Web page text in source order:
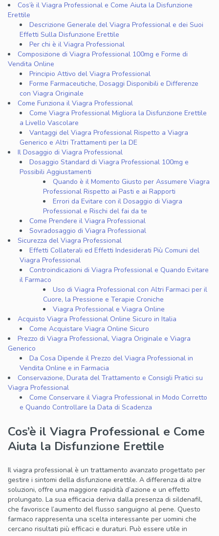
Cos’è il Viagra Professional e Come Aiuta la Disfunzione
Erettile
Descrizione Generale del Viagra Professional e dei Suoi
Effetti Sulla Disfunzione Erettile
Per chi è il Viagra Professional
Composizione di Viagra Professional 100mg e Forme di
Vendita Online
Principio Attivo del Viagra Professional
Forme Farmaceutiche, Dosaggi Disponibili e Differenze
con Viagra Originale
Come Funziona il Viagra Professional
Come Viagra Professional Migliora la Disfunzione Erettile
a Livello Vascolare
Vantaggi del Viagra Professional Rispetto a Viagra
Generico e Altri Trattamenti per la DE
Il Dosaggio di Viagra Professional
Dosaggio Standard di Viagra Professional 100mg e
Possibili Aggiustamenti
Quando è il Momento Giusto per Assumere Viagra
Professional Rispetto ai Pasti e ai Rapporti
Errori da Evitare con il Dosaggio di Viagra
Professional e Rischi del fai da te
Come Prendere il Viagra Professional
Sovradosaggio di Viagra Professional
Sicurezza del Viagra Professional
Effetti Collaterali ed Effetti Indesiderati Più Comuni del
Viagra Professional
Controindicazioni di Viagra Professional e Quando Evitare
il Farmaco
Uso di Viagra Professional con Altri Farmaci per il
Cuore, la Pressione e Terapie Croniche
Viagra Professional e Viagra Online
Acquisto Viagra Professional Online Sicuro in Italia
Come Acquistare Viagra Online Sicuro
Prezzo di Viagra Professional, Viagra Originale e Viagra
Generico
Da Cosa Dipende il Prezzo del Viagra Professional in
Vendita Online e in Farmacia
Conservazione, Durata del Trattamento e Consigli Pratici su
Viagra Professional
Come Conservare il Viagra Professional in Modo Corretto
e Quando Controllare la Data di Scadenza
Cos’è il Viagra Professional e Come
Aiuta la Disfunzione Erettile
Il viagra professional è un trattamento avanzato progettato per
gestire i sintomi della disfunzione erettile. A differenza di altre
soluzioni, offre una maggiore rapidità d’azione e un effetto
prolungato. La sua efficacia deriva dalla presenza di sildenafil,
che favorisce l’aumento del flusso sanguigno al pene. Questo
farmaco rappresenta una scelta interessante per uomini che
cercano risultati più efficaci e duraturi. Può essere utile in